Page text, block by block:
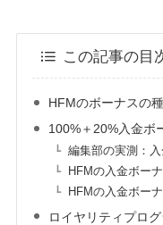
この記事の目
HFMのボーナスの
100%＋20%入金ボ
編集部の実測：
HFMの入金ボー
HFMの入金ボー
ロイヤリティプロ